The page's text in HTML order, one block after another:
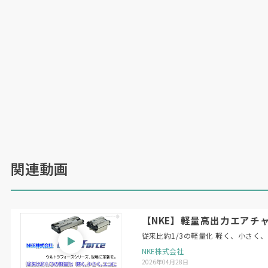
関連動画
【NKE】軽量高出力エア
従来比約1/3の軽量化 軽く、小さく
NKE株式会社
2026年04月28日